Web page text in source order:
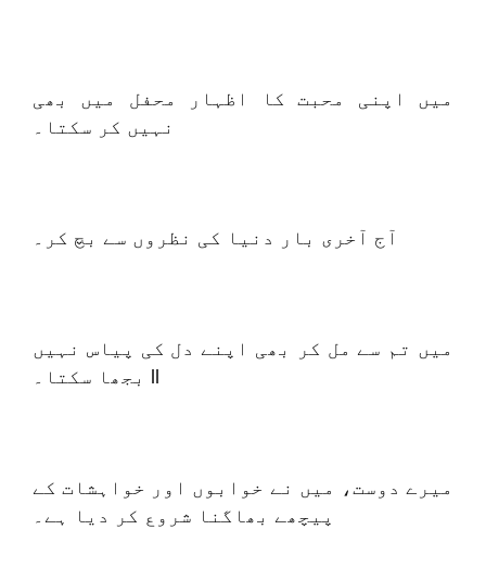
میں اپنی محبت کا اظہار محفل میں بھی
نہیں کر سکتا۔
آج آخری بار دنیا کی نظروں سے بچ کر۔
میں تم سے مل کر بھی اپنے دل کی پیاس نہیں
میرے دوست، میں نے خوابوں اور خواہشات کے
پیچھے بھاگنا شروع کر دیا ہے۔